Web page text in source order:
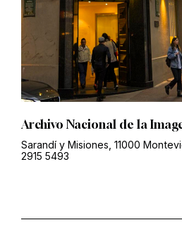
Archivo Nacional de la
Sarandí y Misiones, 11000
2915 5493